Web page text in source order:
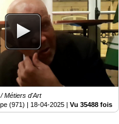
Métiers d'Art
(971) | 18-04-2025| Vu 35488 fois